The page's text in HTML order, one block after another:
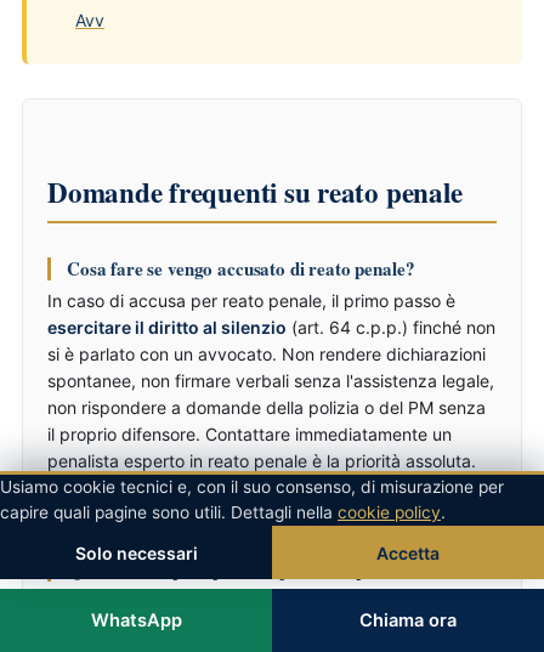
Avv
Domande frequenti su reato penale
Cosa fare se vengo accusato di reato penale?
In caso di accusa per reato penale, il primo passo è
esercitare il diritto al silenzio (art. 64 c.p.p.) finché non
si è parlato con un avvocato. Non rendere dichiarazioni
spontanee, non firmare verbali senza l'assistenza legale,
non rispondere a domande della polizia o del PM senza
il proprio difensore. Contattare immediatamente un
penalista esperto in reato penale è la priorità assoluta.
Lo studio dell'Avv. Massimo Romano è disponibile h24 al
+39 335 669 3954.
Quali sono le pene previste per reato penale?
Penale. La fattispecie base prevede una pena edittale
WhatsApp Chiama ora
Usiamo cookie tecnici e, con il suo consenso, di misurazione per
capire quali pagine sono utili. Dettagli nella cookie policy.
Solo necessari Accetta